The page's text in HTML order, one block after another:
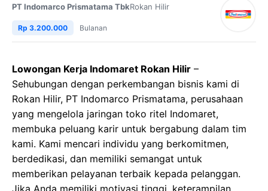
PT Indomarco Prismatama TbkRokan Hilir
Rp 3.200.000 Bulanan
Lowongan Kerja Indomaret Rokan Hilir –
Sehubungan dengan perkembangan bisnis kami di
Rokan Hilir, PT Indomarco Prismatama, perusahaan
yang mengelola jaringan toko ritel Indomaret,
membuka peluang karir untuk bergabung dalam tim
kami. Kami mencari individu yang berkomitmen,
berdedikasi, dan memiliki semangat untuk
memberikan pelayanan terbaik kepada pelanggan.
Jika Anda memiliki motivasi tinggi, keterampilan